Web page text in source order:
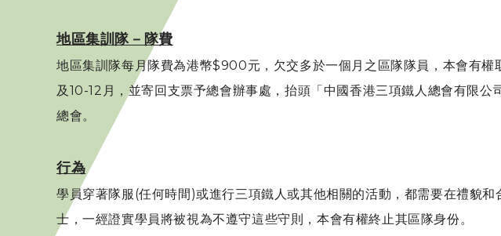
地區集訓隊－隊費
地區集訓隊每月隊費為港幣$900元，欠交多於一個月之區隊隊員，本會有
及10-12月，並寄回支票予總會辦事處，抬頭「中國香港三項鐵人總會有限
總會。
行為
學員穿著隊服(任何時間)或進行三項鐵人或其他相關的活動，都需要在禮貌
士，一經證實學員將被視為不遵守這些守則，本會有權終止其區隊身份。